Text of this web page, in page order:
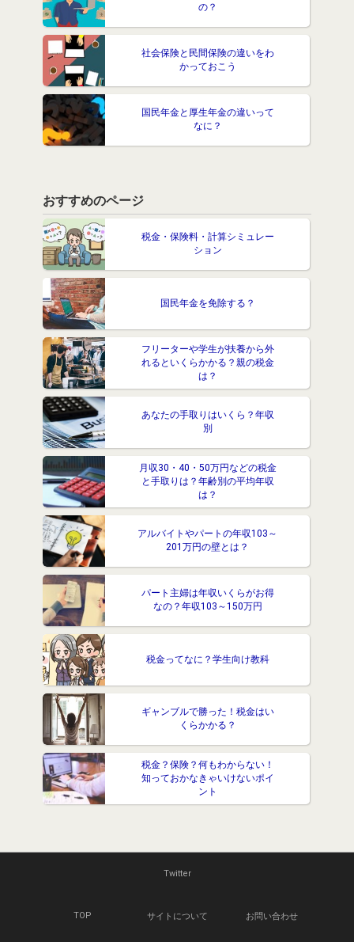
の？
社会保険と民間保険の違いをわ
かっておこう
国民年金と厚生年金の違いって
なに？
おすすめのページ
税金・保険料・計算シミュレー
ション
国民年金を免除する？
フリーターや学生が扶養から外
れるといくらかかる？親の税金
は？
あなたの手取りはいくら？年収
別
月収30・40・50万円などの税金
と手取りは？年齢別の平均年収
は？
アルバイトやパートの年収103～
201万円の壁とは？
パート主婦は年収いくらがお得
なの？年収103～150万円
税金ってなに？学生向け教科
ギャンブルで勝った！税金はい
くらかかる？
税金？保険？何もわからない！
知っておかなきゃいけないポイ
ント
Twitter
TOP サイトについて お問い合わせ